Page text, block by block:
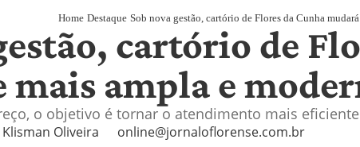
Home Destaque Sob nova gestão, cartório de Flores da Cunha
cartório de
mais ampla e
o objetivo é tornar o atendimento mais eficiente
Klisman Oliveira online@jornaloflorense.com.br